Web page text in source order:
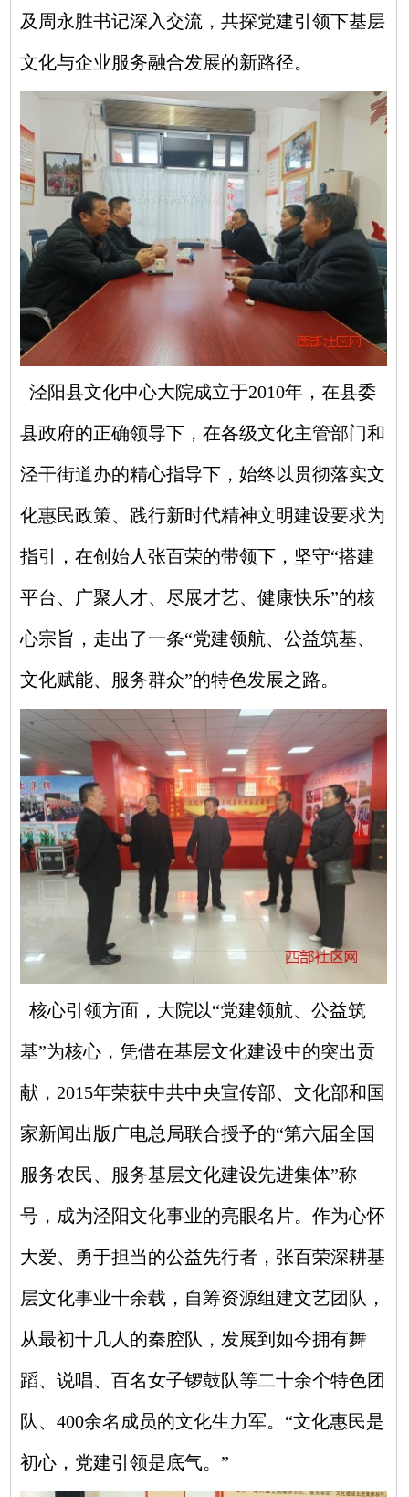
及周永胜书记深入交流，共探党建引领下基层
文化与企业服务融合发展的新路径。
泾阳县文化中心大院成立于2010年，在县委
县政府的正确领导下，在各级文化主管部门和
泾干街道办的精心指导下，始终以贯彻落实文
化惠民政策、践行新时代精神文明建设要求为
指引，在创始人张百荣的带领下，坚守“搭建
平台、广聚人才、尽展才艺、健康快乐”的核
心宗旨，走出了一条“党建领航、公益筑基、
文化赋能、服务群众”的特色发展之路。
核心引领方面，大院以“党建领航、公益筑
基”为核心，凭借在基层文化建设中的突出贡
献，2015年荣获中共中央宣传部、文化部和国
家新闻出版广电总局联合授予的“第六届全国
服务农民、服务基层文化建设先进集体”称
号，成为泾阳文化事业的亮眼名片。作为心怀
大爱、勇于担当的公益先行者，张百荣深耕基
层文化事业十余载，自筹资源组建文艺团队，
从最初十几人的秦腔队，发展到如今拥有舞
蹈、说唱、百名女子锣鼓队等二十余个特色团
队、400余名成员的文化生力军。“文化惠民是
初心，党建引领是底气。”